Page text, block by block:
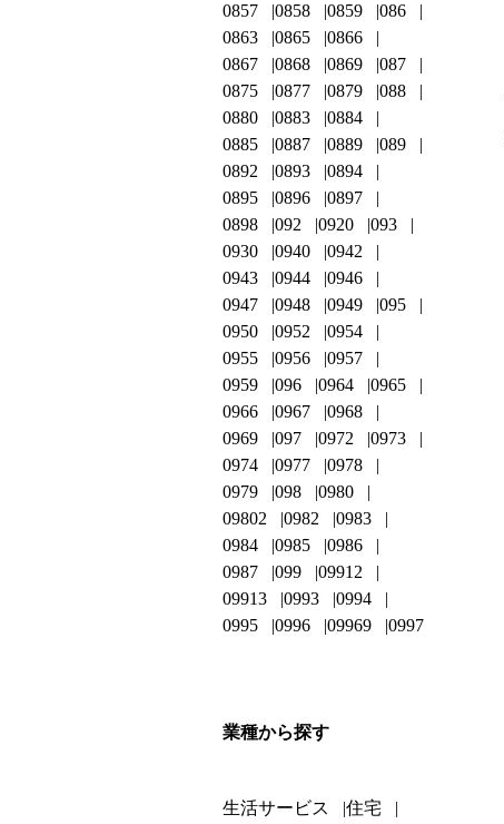
0857
0858 0859
086
0863
0865
0866
0867
0868 0869
087
0875
0877 0879
088
0880
0883
0884
0885
0887 0889
089
0892
0893
0894
0895
0896
0897
0898
092 0920
093
0930
0940
0942
0943
0944
0946
0947
0948 0949
095
0950
0952
0954
0955
0956
0957
0959
096 0964
0965
0966
0967
0968
0969
097 0972
0973
0974
0977
0978
0979
098
0980
09802
0982
0983
0984
0985
0986
0987
099
09912
09913
0993
0994
0995
0996 09969 0997
業種から探す
生活サービス 住宅